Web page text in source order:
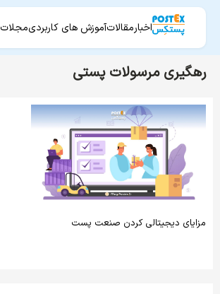
اخبارمقالاتآموزش های کاربردیمجلات
رهگیری مرسولات پستی
مزایای دیجیتالی کردن صنعت پست